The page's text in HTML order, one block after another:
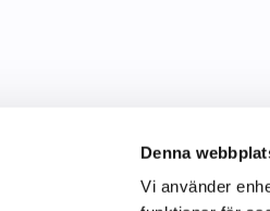
Denna
Vi använder